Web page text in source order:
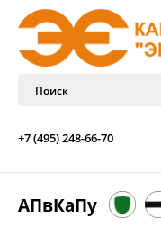
+7 (495) 248-66-70
АПвКаПу